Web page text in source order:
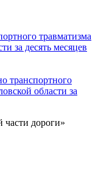
травматизма
за десять месяцев
транспортного
области за
части дороги»